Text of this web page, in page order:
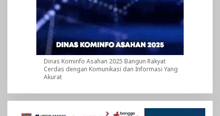
Dinas Kominfo Asahan 2025 Bangun Rakyat
Cerdas dengan Komunikasi dan Informasi Yang
Akurat
Pemutar